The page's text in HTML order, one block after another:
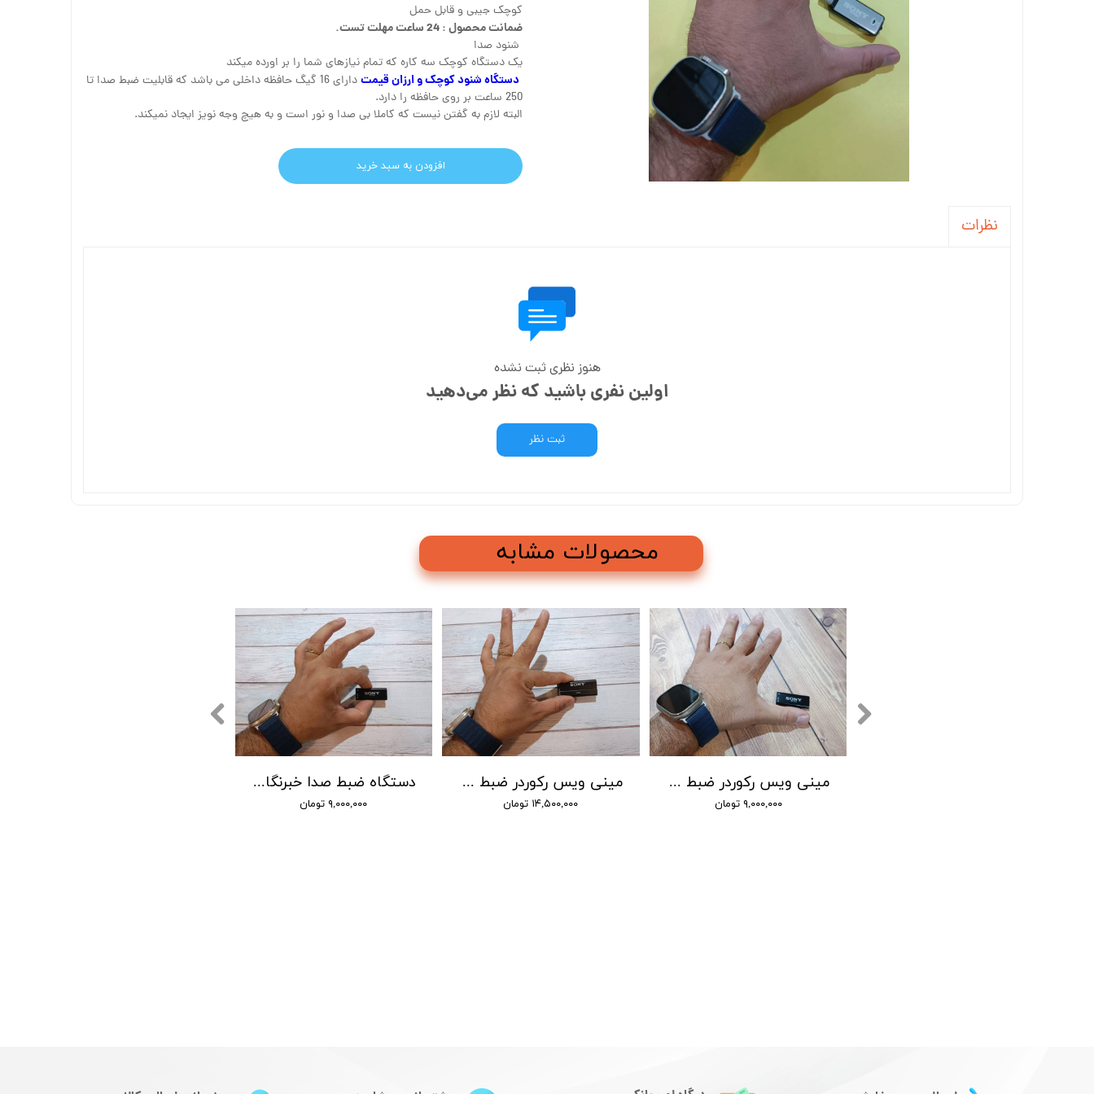
کوچک جیبی و قابل حمل
ضمانت محصول : 24 ساعت مهلت تست.
شنود صدا
یک دستگاه کوچک سه کاره که تمام نیازهای شما را بر اورده میکند
دستگاه شنود کوچک و ارزان قیمت
دارای 16 گیگ حافظه داخلی می باشد که قابلیت ضبط صدا تا
250 ساعت بر روی حافظه را دارد.
البته لازم به گفتن نیست که کاملا بی صدا و نور است و به هیچ وجه نویز ایجاد نمیکند.
افزودن به سبد خرید
نظرات
هنوز نظری ثبت نشده
اولین نفری باشید که نظر می‌دهید
ثبت نظر
دستگاه ضبط صدا خبرنگاری سونی - شنود صدا
۹,۰۰۰,۰۰۰ تومان
مینی ویس رکوردر ضبط صدا سونی - شنود صدا
۱۴,۵۰۰,۰۰۰ تومان
مینی ویس رکوردر ضبط صدا سونی - شنود صدا
۹,۰۰۰,۰۰۰ تومان
محصولات مشابه